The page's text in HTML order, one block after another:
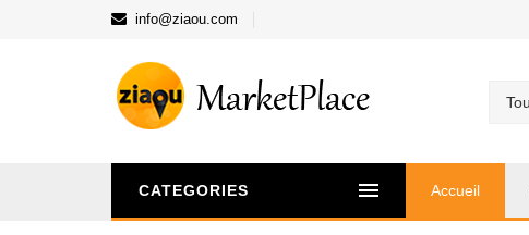
info@ziaou.com
CATEGORIES Accueil